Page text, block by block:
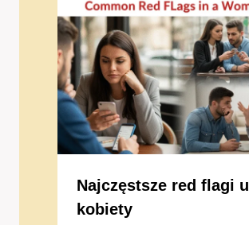
Najczęstsze red flagi u
kobiety